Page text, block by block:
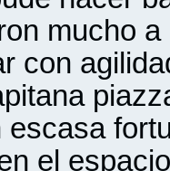
mucho
con
escasa
el